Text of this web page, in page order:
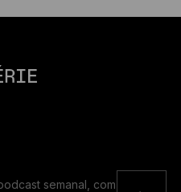
semanal, com as